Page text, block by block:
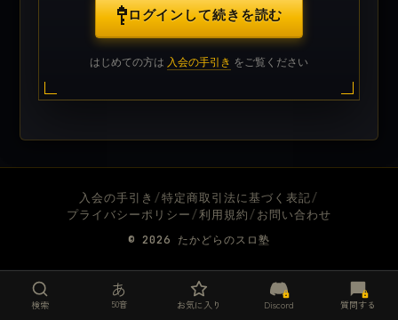
検索
あ
50音 お気に入り Discord 質問する
ログインして続きを読む
はじめての方は 入会の手引き をご覧ください
入会の手引き /特定商取引法に基づく表記/
プライバシーポリシー/利用規約/お問い合わせ
© 2026 たかどらのスロ塾